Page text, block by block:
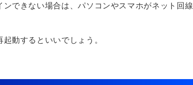
できない場合は、パソコンやスマホがネット回線
動するといいでしょう。